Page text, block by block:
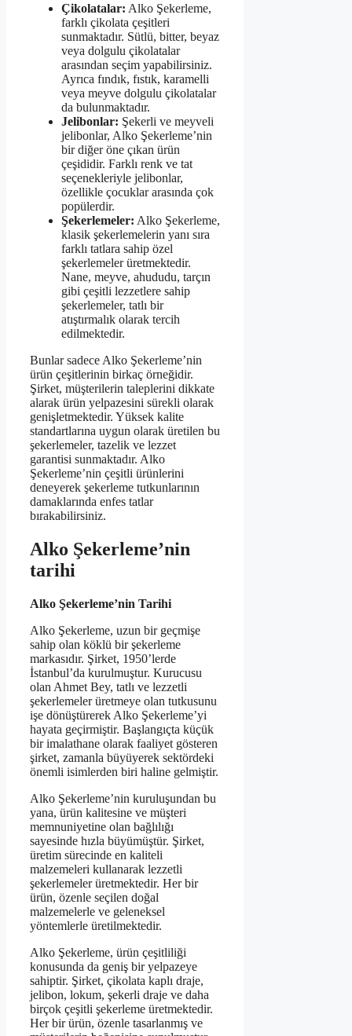
Çikolatalar: Alko Şekerleme,
farklı çikolata çeşitleri
sunmaktadır. Sütlü, bitter, beyaz
veya dolgulu çikolatalar
arasından seçim yapabilirsiniz.
Ayrıca fındık, fıstık, karamelli
veya meyve dolgulu çikolatalar
da bulunmaktadır.
Jelibonlar: Şekerli ve meyveli
jelibonlar, Alko Şekerleme’nin
bir diğer öne çıkan ürün
çeşididir. Farklı renk ve tat
seçenekleriyle jelibonlar,
özellikle çocuklar arasında çok
popülerdir.
Şekerlemeler: Alko Şekerleme,
klasik şekerlemelerin yanı sıra
farklı tatlara sahip özel
şekerlemeler üretmektedir.
Nane, meyve, ahududu, tarçın
gibi çeşitli lezzetlere sahip
şekerlemeler, tatlı bir
atıştırmalık olarak tercih
edilmektedir.
Bunlar sadece Alko Şekerleme’nin
ürün çeşitlerinin birkaç örneğidir.
Şirket, müşterilerin taleplerini dikkate
alarak ürün yelpazesini sürekli olarak
genişletmektedir. Yüksek kalite
standartlarına uygun olarak üretilen bu
şekerlemeler, tazelik ve lezzet
garantisi sunmaktadır. Alko
Şekerleme’nin çeşitli ürünlerini
deneyerek şekerleme tutkunlarının
damaklarında enfes tatlar
bırakabilirsiniz.
Alko Şekerleme’nin
tarihi
Alko Şekerleme’nin Tarihi
Alko Şekerleme, uzun bir geçmişe
sahip olan köklü bir şekerleme
markasıdır. Şirket, 1950’lerde
İstanbul’da kurulmuştur. Kurucusu
olan Ahmet Bey, tatlı ve lezzetli
şekerlemeler üretmeye olan tutkusunu
işe dönüştürerek Alko Şekerleme’yi
hayata geçirmiştir. Başlangıçta küçük
bir imalathane olarak faaliyet gösteren
şirket, zamanla büyüyerek sektördeki
önemli isimlerden biri haline gelmiştir.
Alko Şekerleme’nin kuruluşundan bu
yana, ürün kalitesine ve müşteri
memnuniyetine olan bağlılığı
sayesinde hızla büyümüştür. Şirket,
üretim sürecinde en kaliteli
malzemeleri kullanarak lezzetli
şekerlemeler üretmektedir. Her bir
ürün, özenle seçilen doğal
malzemelerle ve geleneksel
yöntemlerle üretilmektedir.
Alko Şekerleme, ürün çeşitliliği
konusunda da geniş bir yelpazeye
sahiptir. Şirket, çikolata kaplı draje,
jelibon, lokum, şekerli draje ve daha
birçok çeşitli şekerleme üretmektedir.
Her bir ürün, özenle tasarlanmış ve